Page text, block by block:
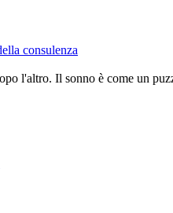
consulenza
l'altro. Il sonno è come un